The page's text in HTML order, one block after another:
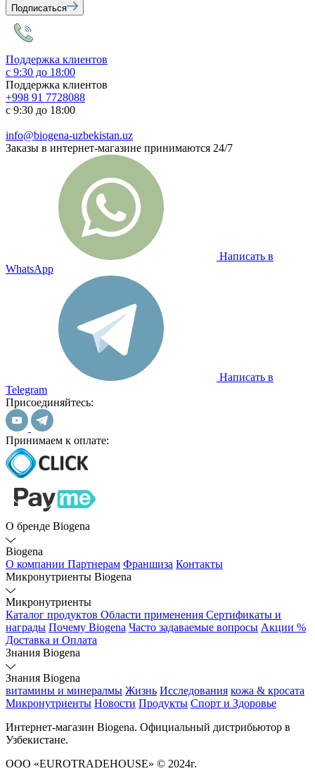
Подписаться
Поддержка клиентов
с 9:30 до 18:00
Поддержка клиентов
+998 91 7728088
с 9:30 до 18:00
info@biogena-uzbekistan.uz
Заказы в интернет-магазине принимаются 24/7
Написать в
WhatsApp
Написать в
Telegram
Присоединяйтесь:
Принимаем к оплате:
О бренде Biogena
Biogena
О компании Партнерам Франшиза Контакты
Микронутриенты Biogena
Микронутриенты
Каталог продуктов Области применения Сертификаты и
награды Почему Biogena Часто задаваемые вопросы Акции %
Доставка и Оплата
Знания Biogena
Знания Biogena
витамины и минералмы Жизнь Исследования кожа & кросата
Микронутриенты Новости Продукты Спорт и Здоровье
Интернет-магазин Biogena. Официальный дистрибьютор в
Узбекистане.
ООО «EUROTRADEHOUSE» © 2024г.